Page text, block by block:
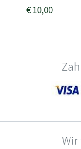
€10,00